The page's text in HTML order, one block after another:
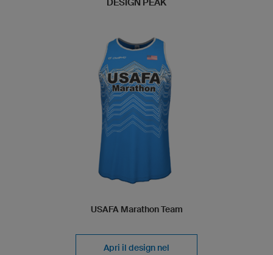
DESIGN PEAK
USAFA Marathon Team
Apri il design nel